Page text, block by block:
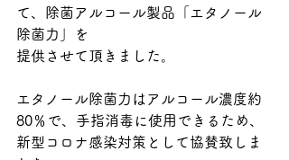
て、除菌アルコール製品「エタノール
除菌力」を
提供させて頂きました。
エタノール除菌力はアルコール濃度約
80％で、手指消毒に使用できるため、
新型コロナ感染対策として協賛致しま